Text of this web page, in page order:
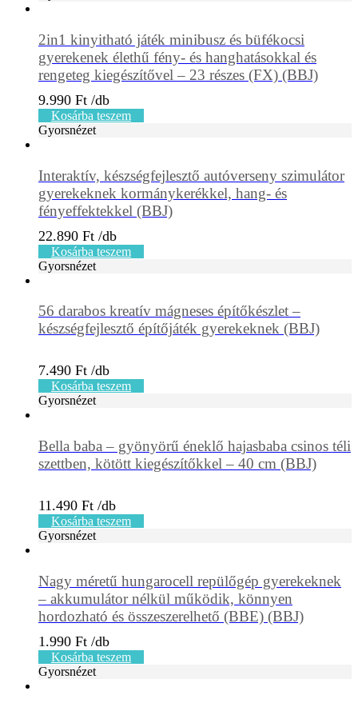
2in1 kinyitható játék minibusz és büfékocsi
gyerekenek élethű fény- és hanghatásokkal és
rengeteg kiegészítővel – 23 részes (FX) (BBJ)
9.990 Ft
Kosárba teszem
Gyorsnézet
Interaktív, készségfejlesztő autóverseny szimulátor
gyerekeknek kormánykerékkel, hang- és
fényeffektekkel (BBJ)
22.890 Ft
Kosárba teszem
Gyorsnézet
56 darabos kreatív mágneses építőkészlet –
készségfejlesztő építőjáték gyerekeknek (BBJ)
7.490 Ft
Kosárba teszem
Gyorsnézet
Bella baba – gyönyörű éneklő hajasbaba csinos téli
szettben, kötött kiegészítőkkel – 40 cm (BBJ)
11.490 Ft
Kosárba teszem
Gyorsnézet
Nagy méretű hungarocell repülőgép gyerekeknek
– akkumulátor nélkül működik, könnyen
hordozható és összeszerelhető (BBE) (BBJ)
1.990 Ft
Kosárba teszem
Gyorsnézet